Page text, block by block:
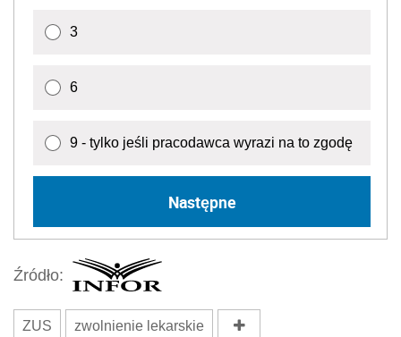
3
6
9 - tylko jeśli pracodawca wyrazi na to zgodę
Następne
Źródło:
ZUS zwolnienie lekarskie